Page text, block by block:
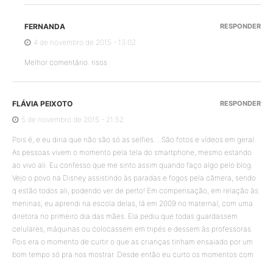
FERNANDA
4 de novembro de 2015 - 13:02
Melhor comentário. risos
RESPONDER
FLÁVIA PEIXOTO
5 de novembro de 2015 - 21:52
Pois é, e eu diria que não são só as selfies… São fotos e vídeos em geral.
As pessoas vivem o momento pela tela do smartphone, mesmo estando
ao vivo ali. Eu confesso que me sinto assim quando faço algo pelo blog.
Vejo o povo na Disney assistindo às paradas e fogos pela câmera, sendo
q estão todos ali, podendo ver de perto! Em compensação, em relação às
meninas, eu aprendi na escola delas, lá em 2009 no maternal, com uma
diretora no primeiro dia das mães. Ela pediu que todas guardassem
celulares, máquinas ou colocassem em tripés e dessem às professoras.
Pois era o momento de curtir o que as crianças tinham ensaiado por um
bom tempo só pra nos mostrar. Desde então eu curto os momentos com
RESPONDER